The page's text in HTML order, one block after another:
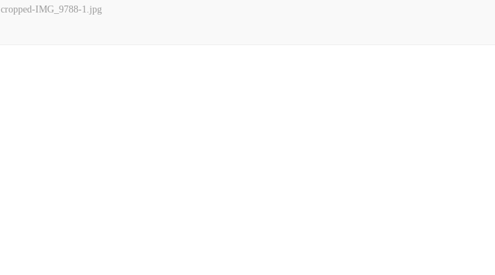
cropped-IMG_9788-1.jpg